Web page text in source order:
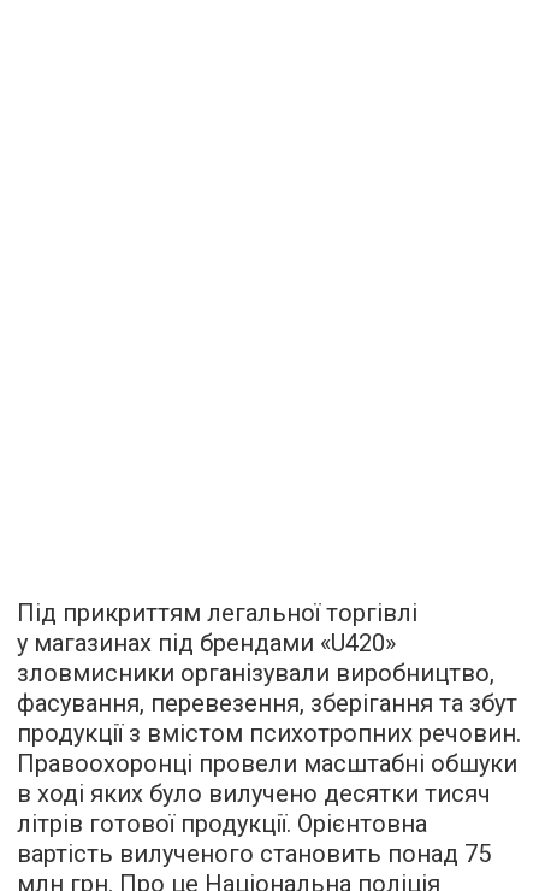
Під прикриттям легальної торгівлі
у магазинах під брендами «U420»
зловмисники організували виробництво,
фасування, перевезення, зберігання та збут
продукції з вмістом психотропних речовин.
Правоохоронці провели масштабні обшуки
в ході яких було вилучено десятки тисяч
літрів готової продукції. Орієнтовна
вартість вилученого становить понад 75
млн грн. Про це Національна поліція